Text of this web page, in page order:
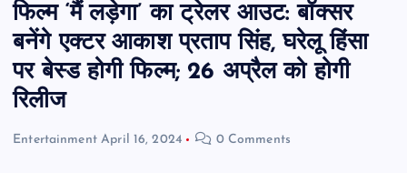
फिल्म ‘मैं लड़ेगा’ का ट्रेलर आउट: बॉक्सर
बनेंगे एक्टर आकाश प्रताप सिंह, घरेलू हिंसा
पर बेस्ड होगी फिल्म; 26 अप्रैल को होगी
रिलीज
Entertainment April 16, 2024 0 Comments